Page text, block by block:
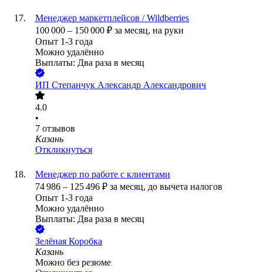
Менеджер маркетплейсов / Wildberries
100 000 – 150 000 ₽ за месяц, на руки
Опыт 1-3 года
Можно удалённо
Выплаты: Два раза в месяц
ИП Степанчук Александр Александрович
4.0
•
7 отзывов
Казань
Откликнуться
Менеджер по работе с клиентами
74 986 – 125 496 ₽ за месяц, до вычета налогов
Опыт 1-3 года
Можно удалённо
Выплаты: Два раза в месяц
Зелёная Коробка
Казань
Можно без резюме